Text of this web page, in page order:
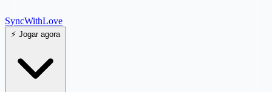
SyncWithLove
⚡ Jogar agora